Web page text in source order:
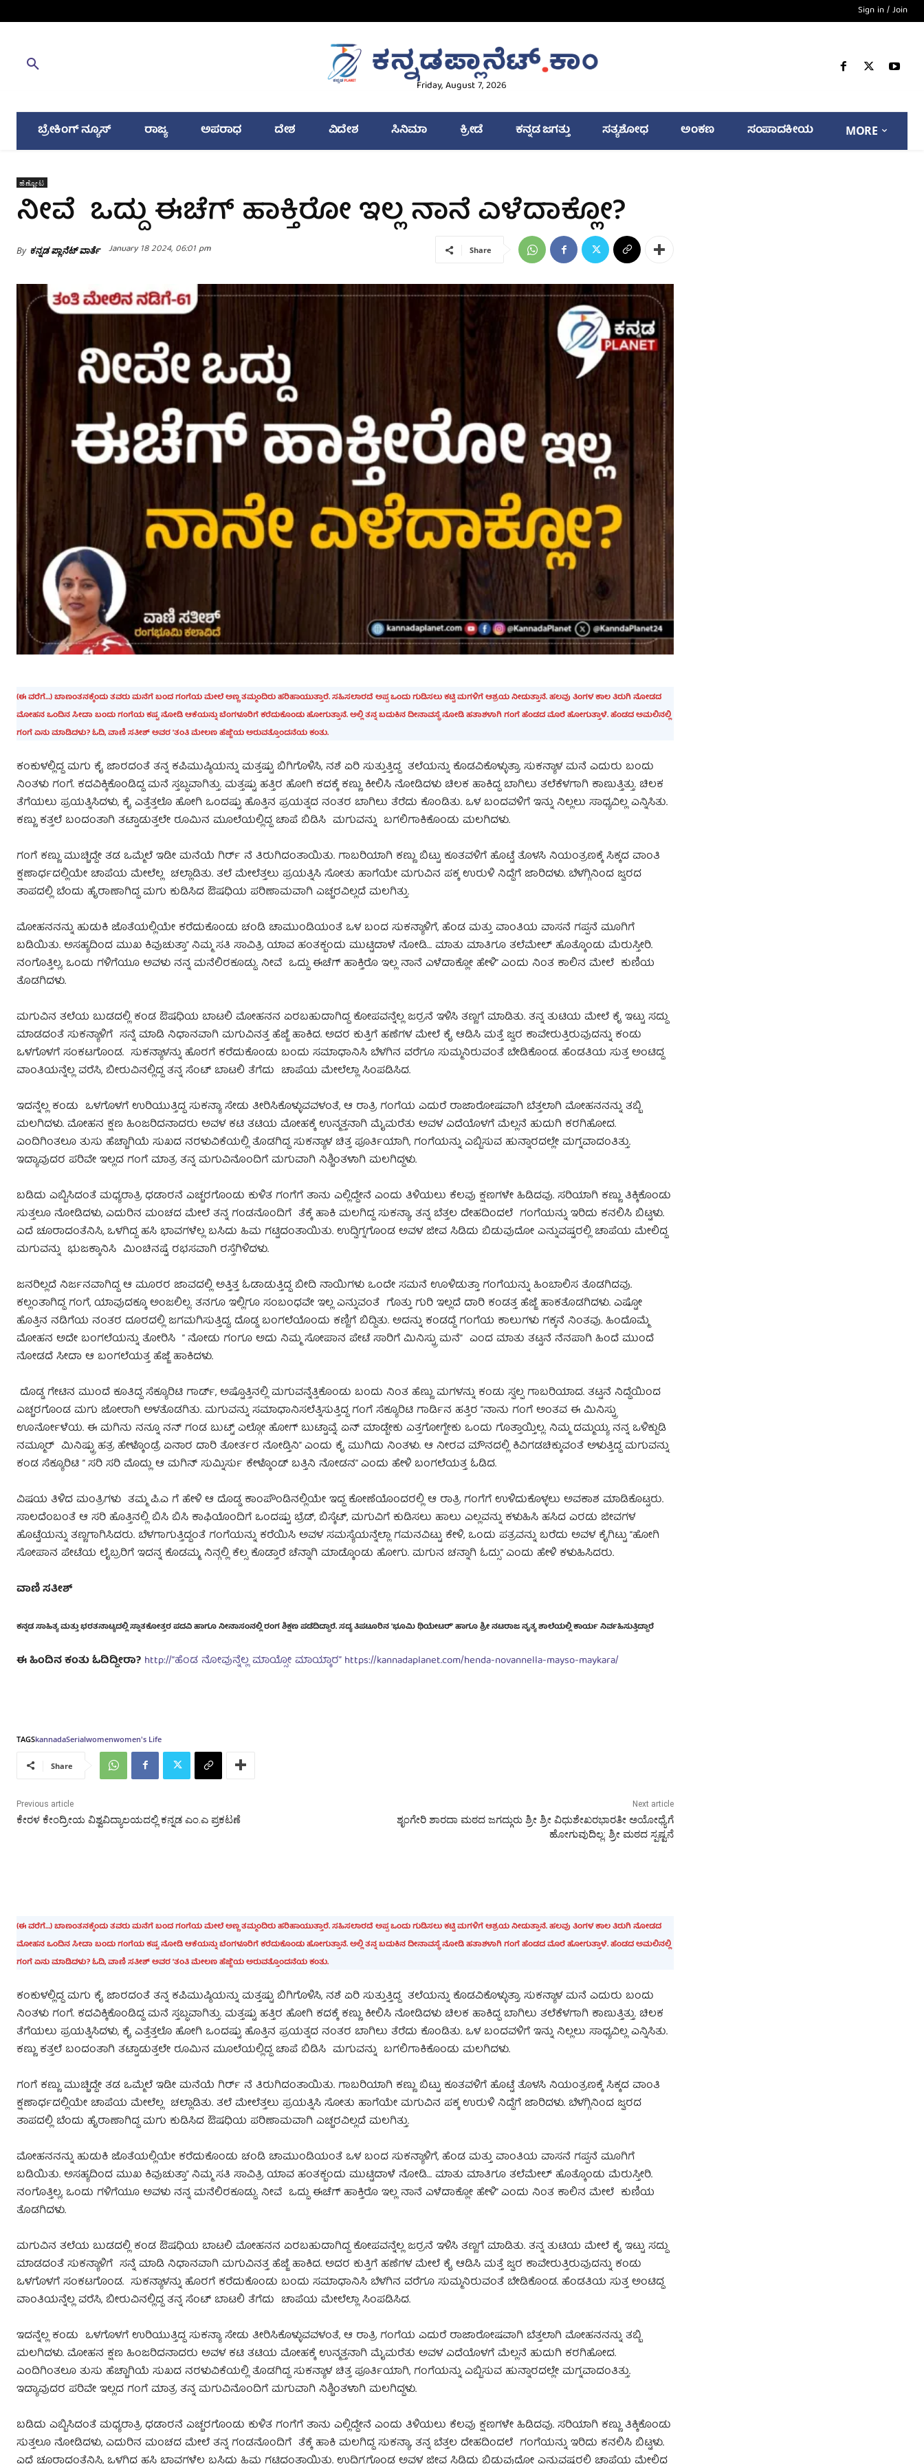
Sign in / Join
Friday, August 7, 2026
ಬ್ರೇಕಿಂಗ್ ನ್ಯೂಸ್ ರಾಜ್ಯ ಅಪರಾಧ ದೇಶ ವಿದೇಶ ಸಿನಿಮಾ ಕ್ರೀಡೆ ಕನ್ನಡ ಜಗತ್ತು ಸತ್ಯಶೋಧ ಅಂಕಣ ಸಂಪಾದಕೀಯ MORE
ಹೆಣ್ಣೋಟ
ನೀವೆ ಒದ್ದು ಈಚೆಗ್ ಹಾಕ್ತಿರೋ ಇಲ್ಲ ನಾನೆ ಎಳೆದಾಕ್ಲೋ?
By ಕನ್ನಡ ಪ್ಲಾನೆಟ್ ವಾರ್ತೆ January 18 2024, 06:01 pm Share
(ಈ ವರೆಗೆ…) ಬಾಣಂತನಕ್ಕೆಂದು ತವರು ಮನೆಗೆ ಬಂದ ಗಂಗೆಯ ಮೇಲೆ ಅಣ್ಣ ತಮ್ಮಂದಿರು ಹರಿಹಾಯುತ್ತಾರೆ. ಸಹಿಸಲಾರದೆ ಅಪ್ಪ ಒಂದು ಗುಡಿಸಲು ಕಟ್ಟಿ ಮಗಳಿಗೆ ಆಶ್ರಯ ನೀಡುತ್ತಾನೆ. ಹಲವು ತಿಂಗಳ ಕಾಲ ತಿರುಗಿ ನೋಡದ
ಮೋಹನ ಒಂದಿನ ಸೀದಾ ಬಂದು ಗಂಗೆಯ ಕಷ್ಟ ನೋಡಿ ಆಕೆಯನ್ನು ಬೆಂಗಳೂರಿಗೆ ಕರೆದುಕೊಂಡು ಹೋಗುತ್ತಾನೆ. ಅಲ್ಲಿ ತನ್ನ ಬದುಕಿನ ದೀನಾವಸ್ಥೆ ನೋಡಿ ಹತಾಶಳಾಗಿ ಗಂಗೆ ಹೆಂಡದ ಮೊರೆ ಹೋಗುತ್ತಾಳೆ. ಹೆಂಡದ ಅಮಲಿನಲ್ಲಿ
ಗಂಗೆ ಏನು ಮಾಡಿದಳು? ಓದಿ, ವಾಣಿ ಸತೀಶ್‌ ಅವರ ʼತಂತಿ ಮೇಲಣ ಹೆಜ್ಜೆʼಯ ಅರುವತ್ತೊಂದನೆಯ ಕಂತು.
ಕಂಕುಳಲ್ಲಿದ್ದ ಮಗು ಕೈ ಜಾರದಂತೆ ತನ್ನ ಕಪಿಮುಷ್ಠಿಯನ್ನು ಮತ್ತಷ್ಟು ಬಿಗಿಗೊಳಿಸಿ, ನಶೆ ಏರಿ ಸುತ್ತುತ್ತಿದ್ದ ತಲೆಯನ್ನು ಕೊಡವಿಕೊಳ್ಳುತ್ತಾ, ಸುಕನ್ಯಾಳ ಮನೆ ಎದುರು ಬಂದು
ನಿಂತಳು ಗಂಗೆ. ಕದವಿಕ್ಕಿಕೊಂಡಿದ್ದ ಮನೆ ಸ್ತಬ್ಧವಾಗಿತ್ತು. ಮತ್ತಷ್ಟು ಹತ್ತಿರ ಹೋಗಿ ಕದಕ್ಕೆ ಕಣ್ಣು ಕೀಲಿಸಿ ನೋಡಿದಳು ಚಿಲಕ ಹಾಕಿದ್ದ ಬಾಗಿಲು ತಲೆಕೆಳಗಾಗಿ ಕಾಣುತ್ತಿತ್ತು. ಚಿಲಕ
ತೆಗೆಯಲು ಪ್ರಯತ್ನಿಸಿದಳು, ಕೈ ಎತ್ತೆತ್ತಲೊ ಹೋಗಿ ಒಂದಷ್ಟು ಹೊತ್ತಿನ ಪ್ರಯತ್ನದ ನಂತರ ಬಾಗಿಲು ತೆರೆದು ಕೊಂಡಿತು. ಒಳ ಬಂದವಳಿಗೆ ಇನ್ನು ನಿಲ್ಲಲು ಸಾಧ್ಯವಿಲ್ಲ ಎನ್ನಿಸಿತು.
ಕಣ್ಣು ಕತ್ತಲೆ ಬಂದಂತಾಗಿ ತಟ್ಟಾಡುತ್ತಲೇ ರೂಮಿನ ಮೂಲೆಯಲ್ಲಿದ್ದ ಚಾಪೆ ಬಿಡಿಸಿ ಮಗುವನ್ನು ಬಗಲಿಗಾಕಿಕೊಂಡು ಮಲಗಿದಳು.
ಗಂಗೆ ಕಣ್ಣು ಮುಚ್ಚಿದ್ದೇ ತಡ ಒಮ್ಮೆಲೆ ಇಡೀ ಮನೆಯೆ ಗಿರ್ರ್ ನೆ ತಿರುಗಿದಂತಾಯಿತು. ಗಾಬರಿಯಾಗಿ ಕಣ್ಣು ಬಿಟ್ಟು ಕೂತವಳಿಗೆ ಹೊಟ್ಟೆ ತೊಳಸಿ ನಿಯಂತ್ರಣಕ್ಕೆ ಸಿಕ್ಕದ ವಾಂತಿ
ಕ್ಷಣಾರ್ಧದಲ್ಲಿಯೇ ಚಾಪೆಯ ಮೇಲೆಲ್ಲ ಚಲ್ಲಾಡಿತು. ತಲೆ ಮೇಲೆತ್ತಲು ಪ್ರಯತ್ನಿಸಿ ಸೋತು ಹಾಗೆಯೇ ಮಗುವಿನ ಪಕ್ಕ ಉರುಳಿ ನಿದ್ದೆಗೆ ಜಾರಿದಳು. ಬೆಳಗ್ಗಿನಿಂದ ಜ್ವರದ
ತಾಪದಲ್ಲಿ ಬೆಂದು ಹೈರಾಣಾಗಿದ್ದ ಮಗು ಕುಡಿಸಿದ ಔಷಧಿಯ ಪರಿಣಾಮವಾಗಿ ಎಚ್ಚರವಿಲ್ಲದೆ ಮಲಗಿತ್ತು.
ಮೋಹನನನ್ನು ಹುಡುಕಿ ಜೊತೆಯಲ್ಲಿಯೇ ಕರೆದುಕೊಂಡು ಚಂಡಿ ಚಾಮುಂಡಿಯಂತೆ ಒಳ ಬಂದ ಸುಕನ್ಯಾಳಿಗೆ, ಹೆಂಡ ಮತ್ತು ವಾಂತಿಯ ವಾಸನೆ ಗಪ್ಪನೆ ಮೂಗಿಗೆ
ಬಡಿಯಿತು. ಅಸಹ್ಯದಿಂದ ಮುಖ ಕಿವುಚುತ್ತಾ” ನಿಮ್ಮ ಸತಿ ಸಾವಿತ್ರಿ ಯಾವ ಹಂತಕ್ಬಂದು ಮುಟ್ಟಿದಾಳೆ ನೋಡಿ… ಮಾತು ಮಾತಿಗೂ ತಲೆಮೇಲ್ ಹೊತ್ಕೊಂಡು ಮೆರುಸ್ತೀರಿ.
ನಂಗೊತ್ತಿಲ್ಲ, ಒಂದು ಗಳಿಗೆಯೂ ಅವಳು ನನ್ನ ಮನೆಲಿರಕೂಡ್ದು. ನೀವೆ ಒದ್ದು ಈಚೆಗ್ ಹಾಕ್ತಿರೊ ಇಲ್ಲ ನಾನೆ ಎಳೆದಾಕ್ಲೋ ಹೇಳಿ” ಎಂದು ನಿಂತ ಕಾಲಿನ ಮೇಲೆ ಕುಣಿಯ
ತೊಡಗಿದಳು.
ಮಗುವಿನ ತಲೆಯ ಬುಡದಲ್ಲಿ ಕಂಡ ಔಷಧಿಯ ಬಾಟಲಿ ಮೋಹನನ ಏರಬಹುದಾಗಿದ್ದ ಕೋಪವನ್ನೆಲ್ಲ ಜರ್ರನೆ ಇಳಿಸಿ ತಣ್ಣಗೆ ಮಾಡಿತು. ತನ್ನ ತುಟಿಯ ಮೇಲೆ ಕೈ ಇಟ್ಟು ಸದ್ದು
ಮಾಡದಂತೆ ಸುಕನ್ಯಾಳಿಗೆ ಸನ್ನೆ ಮಾಡಿ ನಿಧಾನವಾಗಿ ಮಗುವಿನತ್ತ ಹೆಜ್ಜೆ ಹಾಕಿದ. ಅದರ ಕುತ್ತಿಗೆ ಹಣೆಗಳ ಮೇಲೆ ಕೈ ಆಡಿಸಿ ಮತ್ತೆ ಜ್ವರ ಕಾವೇರುತ್ತಿರುವುದನ್ನು ಕಂಡು
ಒಳಗೊಳಗೆ ಸಂಕಟಗೊಂಡ. ಸುಕನ್ಯಾಳನ್ನು ಹೊರಗೆ ಕರೆದುಕೊಂಡು ಬಂದು ಸಮಾಧಾನಿಸಿ ಬೆಳಗಿನ ವರೆಗೂ ಸುಮ್ಮನಿರುವಂತೆ ಬೇಡಿಕೊಂಡ. ಹೆಂಡತಿಯ ಸುತ್ತ ಅಂಟಿದ್ದ
ವಾಂತಿಯನ್ನೆಲ್ಲ ವರೆಸಿ, ಬೀರುವಿನಲ್ಲಿದ್ದ ತನ್ನ ಸೆಂಟ್ ಬಾಟಲಿ ತೆಗೆದು ಚಾಪೆಯ ಮೇಲೆಲ್ಲಾ ಸಿಂಪಡಿಸಿದ.
ಇದನ್ನೆಲ್ಲ ಕಂಡು ಒಳಗೊಳಗೆ ಉರಿಯುತ್ತಿದ್ದ ಸುಕನ್ಯಾ ಸೇಡು ತೀರಿಸಿಕೊಳ್ಳುವವಳಂತೆ, ಆ ರಾತ್ರಿ ಗಂಗೆಯ ಎದುರೆ ರಾಜಾರೋಷವಾಗಿ ಬೆತ್ತಲಾಗಿ ಮೋಹನನನ್ನು ತಬ್ಬಿ
ಮಲಗಿದಳು. ಮೋಹನ ಕ್ಷಣ ಹಿಂಜರಿದನಾದರು ಅವಳ ಕಟಿ ತಟಿಯ ಮೋಹಕ್ಕೆ ಉನ್ಮತ್ತನಾಗಿ ಮೈಮರೆತು ಅವಳ ಎದೆಯೊಳಗೆ ಮೆಲ್ಲನೆ ಹುದುಗಿ ಕರಗಿಹೋದ.
ಎಂದಿಗಿಂತಲೂ ತುಸು ಹೆಚ್ಚಾಗಿಯೆ ಸುಖದ ನರಳುವಿಕೆಯಲ್ಲಿ ತೊಡಗಿದ್ದ ಸುಕನ್ಯಾಳ ಚಿತ್ತ ಪೂರ್ತಿಯಾಗಿ, ಗಂಗೆಯನ್ನು ಎಬ್ಬಿಸುವ ಹುನ್ನಾರದಲ್ಲೇ ಮಗ್ನವಾದಂತಿತ್ತು.
ಇದ್ಯಾವುದರ ಪರಿವೇ ಇಲ್ಲದ ಗಂಗೆ ಮಾತ್ರ ತನ್ನ ಮಗುವಿನೊಂದಿಗೆ ಮಗುವಾಗಿ ನಿಶ್ಚಿಂತಳಾಗಿ ಮಲಗಿದ್ದಳು.
ಬಡಿದು ಎಬ್ಬಿಸಿದಂತೆ ಮಧ್ಯರಾತ್ರಿ ಧಡಾರನೆ ಎಚ್ಚರಗೊಂಡು ಕುಳಿತ ಗಂಗೆಗೆ ತಾನು ಎಲ್ಲಿದ್ದೇನೆ ಎಂದು ತಿಳಿಯಲು ಕೆಲವು ಕ್ಷಣಗಳೇ ಹಿಡಿದವು. ಸರಿಯಾಗಿ ಕಣ್ಣು ತಿಕ್ಕಿಕೊಂಡು
ಸುತ್ತಲೂ ನೋಡಿದಳು, ಎದುರಿನ ಮಂಚದ ಮೇಲೆ ತನ್ನ ಗಂಡನೊಂದಿಗೆ ತೆಕ್ಕೆ ಹಾಕಿ ಮಲಗಿದ್ದ ಸುಕನ್ಯಾ, ತನ್ನ ಬೆತ್ತಲ ದೇಹದಿಂದಲೆ ಗಂಗೆಯನ್ನು ಇರಿದು ಕನಲಿಸಿ ಬಿಟ್ಟಳು.
ಎದೆ ಚೂರಾದಂತೆನಿಸಿ, ಒಳಗಿದ್ದ ಹಸಿ ಭಾವಗಳೆಲ್ಲ ಬಸಿದು ಹಿಮ ಗಟ್ಟಿದಂತಾಯಿತು. ಉದ್ವಿಗ್ನಗೊಂಡ ಅವಳ ಜೀವ ಸಿಡಿದು ಬಿಡುವುದೋ ಎನ್ನುವಷ್ಟರಲ್ಲಿ ಚಾಪೆಯ ಮೇಲಿದ್ದ
ಮಗುವನ್ನು ಭುಜಕ್ಕಾನಿಸಿ ಮಿಂಚಿನಷ್ಟೆ ರಭಸವಾಗಿ ರಸ್ತೆಗಿಳಿದಳು.
ಜನರಿಲ್ಲದೆ ನಿರ್ಜನವಾಗಿದ್ದ ಆ ಮೂರರ ಜಾವದಲ್ಲಿ ಅತ್ತಿತ್ತ ಓಡಾಡುತ್ತಿದ್ದ ಬೀದಿ ನಾಯಿಗಳು ಒಂದೇ ಸಮನೆ ಊಳಿಡುತ್ತಾ ಗಂಗೆಯನ್ನು ಹಿಂಬಾಲಿಸ ತೊಡಗಿದವು.
ಕಲ್ಲಂತಾಗಿದ್ದ ಗಂಗೆ, ಯಾವುದಕ್ಕೂ ಅಂಜಲಿಲ್ಲ. ತನಗೂ ಇಲ್ಲಿಗೂ ಸಂಬಂಧವೇ ಇಲ್ಲ ಎನ್ನುವಂತೆ ಗೊತ್ತು ಗುರಿ ಇಲ್ಲದೆ ದಾರಿ ಕಂಡತ್ತ ಹೆಜ್ಜೆ ಹಾಕತೊಡಗಿದಳು. ಎಷ್ಟೋ
ಹೊತ್ತಿನ ನಡಿಗೆಯ ನಂತರ ದೂರದಲ್ಲಿ ಜಗಮಗಿಸುತ್ತಿದ್ದ, ದೊಡ್ಡ ಬಂಗಲೆಯೊಂದು ಕಣ್ಣಿಗೆ ಬಿದ್ದಿತು. ಅದನ್ನು ಕಂಡದ್ದೆ ಗಂಗೆಯ ಕಾಲುಗಳು ಗಕ್ಕನೆ ನಿಂತವು. ಹಿಂದೊಮ್ಮೆ
ಮೋಹನ ಅದೇ ಬಂಗಲೆಯನ್ನು ತೋರಿಸಿ ” ನೋಡು ಗಂಗೂ ಅದು ನಿಮ್ಮ ಸೋಪಾನ ಪೇಟೆ ಸಾರಿಗೆ ಮಿನಿಸ್ಟ್ರು ಮನೆ” ಎಂದ ಮಾತು ತಟ್ಟನೆ ನೆನಪಾಗಿ ಹಿಂದೆ ಮುಂದೆ
ನೋಡದೆ ಸೀದಾ ಆ ಬಂಗಲೆಯತ್ತ ಹೆಜ್ಜೆ ಹಾಕಿದಳು.
ದೊಡ್ಡ ಗೇಟಿನ ಮುಂದೆ ಕೂತಿದ್ದ ಸೆಕ್ಯೂರಿಟಿ ಗಾರ್ಡ್, ಅಷ್ಟೊತ್ತಿನಲ್ಲಿ ಮಗುವನ್ನೆತ್ತಿಕೊಂಡು ಬಂದು ನಿಂತ ಹೆಣ್ಣು ಮಗಳನ್ನು ಕಂಡು ಸ್ವಲ್ಪ ಗಾಬರಿಯಾದ. ತಟ್ಟನೆ ನಿದ್ದೆಯಿಂದ
ಎಚ್ಚರಗೊಂಡ ಮಗು ಜೋರಾಗಿ ಅಳತೊಡಗಿತು. ಮಗುವನ್ನು ಸಮಾಧಾನಿಸಲೆತ್ನಿಸುತ್ತಿದ್ದ ಗಂಗೆ ಸೆಕ್ಯೂರಿಟಿ ಗಾರ್ಡಿನ ಹತ್ತಿರ “ನಾನು ಗಂಗೆ ಅಂತವ ಈ ಮಿನಿಸ್ಟ್ರು
ಊರ್ನೋಳೆಯ. ಈ ಮಗಿನು ನನ್ನೂ ನನ್ ಗಂಡ ಬುಟ್ಟ್ ಎಲ್ಗೋ ಹೋಗ್ ಬುಟ್ಟಾವ್ನೆ. ಏನ್ ಮಾಡ್ಬೇಕು ಎತ್ತಗೋಗ್ಬೇಕು ಒಂದು ಗೊತ್ತಾಯ್ತಿಲ್ಲ. ನಿಮ್ಮ ದಮ್ಮಯ್ಯ ನನ್ನ ಒಳಿಕ್ಬುಡಿ
ನಮ್ಮೂರ್ ಮಿನಿಷ್ಟ್ರು ಹತ್ರ ಹೇಳ್ಕೊಂಡ್ರೆ ಏನಾರ ದಾರಿ ತೋರ್ತರ ನೋಡ್ತಿನಿ” ಎಂದು ಕೈ ಮುಗಿದು ನಿಂತಳು. ಆ ನೀರವ ಮೌನದಲ್ಲಿ ಕಿವಿಗಡಚಿಕ್ಕುವಂತೆ ಅಳುತ್ತಿದ್ದ ಮಗುವನ್ನು
ಕಂಡ ಸೆಕ್ಯೂರಿಟಿ ” ಸರಿ ಸರಿ ಮೊದ್ಲು ಆ ಮಗಿನ್ ಸುಮ್ನಿರ್ಸು ಕೇಳ್ಕೊಂಡ್ ಬತ್ತಿನಿ ನೋಡನ” ಎಂದು ಹೇಳಿ ಬಂಗಲೆಯತ್ತ ಓಡಿದ.
ವಿಷಯ ತಿಳಿದ ಮಂತ್ರಿಗಳು ತಮ್ಮ ಪಿ.ಎ ಗೆ ಹೇಳಿ ಆ ದೊಡ್ಡ ಕಾಂಪೌಂಡಿನಲ್ಲಿಯೇ ಇದ್ದ ಕೋಣೆಯೊಂದರಲ್ಲಿ ಆ ರಾತ್ರಿ ಗಂಗೆಗೆ ಉಳಿದುಕೊಳ್ಳಲು ಅವಕಾಶ ಮಾಡಿಕೊಟ್ಟರು.
ಸಾಲದೆಂಬಂತೆ ಆ ಸರಿ ಹೊತ್ತಿನಲ್ಲಿ ಬಿಸಿ ಬಿಸಿ ಕಾಫಿಯೊಂದಿಗೆ ಒಂದಷ್ಟು ಬ್ರೆಡ್, ಬಿಸ್ಕೆಟ್, ಮಗುವಿಗೆ ಕುಡಿಸಲು ಹಾಲು ಎಲ್ಲವನ್ನು ಕಳುಹಿಸಿ ಹಸಿದ ಎರಡು ಜೀವಗಳ
ಹೊಟ್ಟೆಯನ್ನು ತಣ್ಣಗಾಗಿಸಿದರು. ಬೆಳಗಾಗುತ್ತಿದ್ದಂತೆ ಗಂಗೆಯನ್ನು ಕರೆಯಿಸಿ ಅವಳ ಸಮಸ್ಯೆಯನ್ನೆಲ್ಲಾ ಗಮನವಿಟ್ಟು ಕೇಳಿ, ಒಂದು ಪತ್ರವನ್ನು ಬರೆದು ಅವಳ ಕೈಗಿಟ್ಟು “ಹೋಗಿ
ಸೋಪಾನ ಪೇಟೆಯ ಲೈಬ್ರರಿಗೆ ಇದನ್ನ ಕೊಡಮ್ಮ, ನಿನ್ಗಲ್ಲಿ ಕೆಲ್ಸ ಕೊಡ್ತಾರೆ ಚೆನ್ನಾಗಿ ಮಾಡ್ಕೊಂಡು ಹೋಗು. ಮಗುನ ಚನ್ನಾಗಿ ಓದ್ಸು” ಎಂದು ಹೇಳಿ ಕಳುಹಿಸಿದರು.
ವಾಣಿ ಸತೀಶ್
ಕನ್ನಡ ಸಾಹಿತ್ಯ ಮತ್ತು ಭರತನಾಟ್ಯದಲ್ಲಿ ಸ್ನಾತಕೋತ್ತರ ಪದವಿ ಹಾಗೂ ನೀನಾಸಂನಲ್ಲಿ ರಂಗ ಶಿಕ್ಷಣ ಪಡೆದಿದ್ದಾರೆ. ಸದ್ಯ ತಿಪಟೂರಿನ ʼಭೂಮಿ ಥಿಯೇಟರ್ʼ ಹಾಗೂ ಶ್ರೀ ನಟರಾಜ ನೃತ್ಯ ಶಾಲೆಯಲ್ಲಿ ಕಾರ್ಯ ನಿರ್ವಹಿಸುತ್ತಿದ್ದಾರೆ
ಈ ಹಿಂದಿನ ಕಂತು ಓದಿದ್ದೀರಾ? http://“ಹೆಂಡ ನೋವುನ್ನೆಲ್ಲ ಮಾಯ್ಸೋ ಮಾಯ್ಕಾರ” https://kannadaplanet.com/henda-novannella-mayso-maykara/
TAGSkannadaSerialwomenwomen's Life
Share
Previous article
ಕೇರಳ ಕೇಂದ್ರೀಯ ವಿಶ್ವವಿದ್ಯಾಲಯದಲ್ಲಿ ಕನ್ನಡ ಎಂ.ಎ ಪ್ರಕಟಣೆ
Next article
ಶೃಂಗೇರಿ ಶಾರದಾ ಮಠದ ಜಗದ್ಗುರು ಶ್ರೀ ಶ್ರೀ ವಿಧುಶೇಖರಭಾರತೀ ಅಯೋಧ್ಯೆಗೆ
ಹೋಗುವುದಿಲ್ಲ: ಶ್ರೀ ಮಠದ ಸ್ಪಷ್ಟನೆ
(ಈ ವರೆಗೆ…) ಬಾಣಂತನಕ್ಕೆಂದು ತವರು ಮನೆಗೆ ಬಂದ ಗಂಗೆಯ ಮೇಲೆ ಅಣ್ಣ ತಮ್ಮಂದಿರು ಹರಿಹಾಯುತ್ತಾರೆ. ಸಹಿಸಲಾರದೆ ಅಪ್ಪ ಒಂದು ಗುಡಿಸಲು ಕಟ್ಟಿ ಮಗಳಿಗೆ ಆಶ್ರಯ ನೀಡುತ್ತಾನೆ. ಹಲವು ತಿಂಗಳ ಕಾಲ ತಿರುಗಿ ನೋಡದ
ಮೋಹನ ಒಂದಿನ ಸೀದಾ ಬಂದು ಗಂಗೆಯ ಕಷ್ಟ ನೋಡಿ ಆಕೆಯನ್ನು ಬೆಂಗಳೂರಿಗೆ ಕರೆದುಕೊಂಡು ಹೋಗುತ್ತಾನೆ. ಅಲ್ಲಿ ತನ್ನ ಬದುಕಿನ ದೀನಾವಸ್ಥೆ ನೋಡಿ ಹತಾಶಳಾಗಿ ಗಂಗೆ ಹೆಂಡದ ಮೊರೆ ಹೋಗುತ್ತಾಳೆ. ಹೆಂಡದ ಅಮಲಿನಲ್ಲಿ
ಗಂಗೆ ಏನು ಮಾಡಿದಳು? ಓದಿ, ವಾಣಿ ಸತೀಶ್‌ ಅವರ ʼತಂತಿ ಮೇಲಣ ಹೆಜ್ಜೆʼಯ ಅರುವತ್ತೊಂದನೆಯ ಕಂತು.
ಕಂಕುಳಲ್ಲಿದ್ದ ಮಗು ಕೈ ಜಾರದಂತೆ ತನ್ನ ಕಪಿಮುಷ್ಠಿಯನ್ನು ಮತ್ತಷ್ಟು ಬಿಗಿಗೊಳಿಸಿ, ನಶೆ ಏರಿ ಸುತ್ತುತ್ತಿದ್ದ ತಲೆಯನ್ನು ಕೊಡವಿಕೊಳ್ಳುತ್ತಾ, ಸುಕನ್ಯಾಳ ಮನೆ ಎದುರು ಬಂದು
ನಿಂತಳು ಗಂಗೆ. ಕದವಿಕ್ಕಿಕೊಂಡಿದ್ದ ಮನೆ ಸ್ತಬ್ಧವಾಗಿತ್ತು. ಮತ್ತಷ್ಟು ಹತ್ತಿರ ಹೋಗಿ ಕದಕ್ಕೆ ಕಣ್ಣು ಕೀಲಿಸಿ ನೋಡಿದಳು ಚಿಲಕ ಹಾಕಿದ್ದ ಬಾಗಿಲು ತಲೆಕೆಳಗಾಗಿ ಕಾಣುತ್ತಿತ್ತು. ಚಿಲಕ
ತೆಗೆಯಲು ಪ್ರಯತ್ನಿಸಿದಳು, ಕೈ ಎತ್ತೆತ್ತಲೊ ಹೋಗಿ ಒಂದಷ್ಟು ಹೊತ್ತಿನ ಪ್ರಯತ್ನದ ನಂತರ ಬಾಗಿಲು ತೆರೆದು ಕೊಂಡಿತು. ಒಳ ಬಂದವಳಿಗೆ ಇನ್ನು ನಿಲ್ಲಲು ಸಾಧ್ಯವಿಲ್ಲ ಎನ್ನಿಸಿತು.
ಕಣ್ಣು ಕತ್ತಲೆ ಬಂದಂತಾಗಿ ತಟ್ಟಾಡುತ್ತಲೇ ರೂಮಿನ ಮೂಲೆಯಲ್ಲಿದ್ದ ಚಾಪೆ ಬಿಡಿಸಿ ಮಗುವನ್ನು ಬಗಲಿಗಾಕಿಕೊಂಡು ಮಲಗಿದಳು.
ಗಂಗೆ ಕಣ್ಣು ಮುಚ್ಚಿದ್ದೇ ತಡ ಒಮ್ಮೆಲೆ ಇಡೀ ಮನೆಯೆ ಗಿರ್ರ್ ನೆ ತಿರುಗಿದಂತಾಯಿತು. ಗಾಬರಿಯಾಗಿ ಕಣ್ಣು ಬಿಟ್ಟು ಕೂತವಳಿಗೆ ಹೊಟ್ಟೆ ತೊಳಸಿ ನಿಯಂತ್ರಣಕ್ಕೆ ಸಿಕ್ಕದ ವಾಂತಿ
ಕ್ಷಣಾರ್ಧದಲ್ಲಿಯೇ ಚಾಪೆಯ ಮೇಲೆಲ್ಲ ಚಲ್ಲಾಡಿತು. ತಲೆ ಮೇಲೆತ್ತಲು ಪ್ರಯತ್ನಿಸಿ ಸೋತು ಹಾಗೆಯೇ ಮಗುವಿನ ಪಕ್ಕ ಉರುಳಿ ನಿದ್ದೆಗೆ ಜಾರಿದಳು. ಬೆಳಗ್ಗಿನಿಂದ ಜ್ವರದ
ತಾಪದಲ್ಲಿ ಬೆಂದು ಹೈರಾಣಾಗಿದ್ದ ಮಗು ಕುಡಿಸಿದ ಔಷಧಿಯ ಪರಿಣಾಮವಾಗಿ ಎಚ್ಚರವಿಲ್ಲದೆ ಮಲಗಿತ್ತು.
ಮೋಹನನನ್ನು ಹುಡುಕಿ ಜೊತೆಯಲ್ಲಿಯೇ ಕರೆದುಕೊಂಡು ಚಂಡಿ ಚಾಮುಂಡಿಯಂತೆ ಒಳ ಬಂದ ಸುಕನ್ಯಾಳಿಗೆ, ಹೆಂಡ ಮತ್ತು ವಾಂತಿಯ ವಾಸನೆ ಗಪ್ಪನೆ ಮೂಗಿಗೆ
ಬಡಿಯಿತು. ಅಸಹ್ಯದಿಂದ ಮುಖ ಕಿವುಚುತ್ತಾ” ನಿಮ್ಮ ಸತಿ ಸಾವಿತ್ರಿ ಯಾವ ಹಂತಕ್ಬಂದು ಮುಟ್ಟಿದಾಳೆ ನೋಡಿ… ಮಾತು ಮಾತಿಗೂ ತಲೆಮೇಲ್ ಹೊತ್ಕೊಂಡು ಮೆರುಸ್ತೀರಿ.
ನಂಗೊತ್ತಿಲ್ಲ, ಒಂದು ಗಳಿಗೆಯೂ ಅವಳು ನನ್ನ ಮನೆಲಿರಕೂಡ್ದು. ನೀವೆ ಒದ್ದು ಈಚೆಗ್ ಹಾಕ್ತಿರೊ ಇಲ್ಲ ನಾನೆ ಎಳೆದಾಕ್ಲೋ ಹೇಳಿ” ಎಂದು ನಿಂತ ಕಾಲಿನ ಮೇಲೆ ಕುಣಿಯ
ತೊಡಗಿದಳು.
ಮಗುವಿನ ತಲೆಯ ಬುಡದಲ್ಲಿ ಕಂಡ ಔಷಧಿಯ ಬಾಟಲಿ ಮೋಹನನ ಏರಬಹುದಾಗಿದ್ದ ಕೋಪವನ್ನೆಲ್ಲ ಜರ್ರನೆ ಇಳಿಸಿ ತಣ್ಣಗೆ ಮಾಡಿತು. ತನ್ನ ತುಟಿಯ ಮೇಲೆ ಕೈ ಇಟ್ಟು ಸದ್ದು
ಮಾಡದಂತೆ ಸುಕನ್ಯಾಳಿಗೆ ಸನ್ನೆ ಮಾಡಿ ನಿಧಾನವಾಗಿ ಮಗುವಿನತ್ತ ಹೆಜ್ಜೆ ಹಾಕಿದ. ಅದರ ಕುತ್ತಿಗೆ ಹಣೆಗಳ ಮೇಲೆ ಕೈ ಆಡಿಸಿ ಮತ್ತೆ ಜ್ವರ ಕಾವೇರುತ್ತಿರುವುದನ್ನು ಕಂಡು
ಒಳಗೊಳಗೆ ಸಂಕಟಗೊಂಡ. ಸುಕನ್ಯಾಳನ್ನು ಹೊರಗೆ ಕರೆದುಕೊಂಡು ಬಂದು ಸಮಾಧಾನಿಸಿ ಬೆಳಗಿನ ವರೆಗೂ ಸುಮ್ಮನಿರುವಂತೆ ಬೇಡಿಕೊಂಡ. ಹೆಂಡತಿಯ ಸುತ್ತ ಅಂಟಿದ್ದ
ವಾಂತಿಯನ್ನೆಲ್ಲ ವರೆಸಿ, ಬೀರುವಿನಲ್ಲಿದ್ದ ತನ್ನ ಸೆಂಟ್ ಬಾಟಲಿ ತೆಗೆದು ಚಾಪೆಯ ಮೇಲೆಲ್ಲಾ ಸಿಂಪಡಿಸಿದ.
ಇದನ್ನೆಲ್ಲ ಕಂಡು ಒಳಗೊಳಗೆ ಉರಿಯುತ್ತಿದ್ದ ಸುಕನ್ಯಾ ಸೇಡು ತೀರಿಸಿಕೊಳ್ಳುವವಳಂತೆ, ಆ ರಾತ್ರಿ ಗಂಗೆಯ ಎದುರೆ ರಾಜಾರೋಷವಾಗಿ ಬೆತ್ತಲಾಗಿ ಮೋಹನನನ್ನು ತಬ್ಬಿ
ಮಲಗಿದಳು. ಮೋಹನ ಕ್ಷಣ ಹಿಂಜರಿದನಾದರು ಅವಳ ಕಟಿ ತಟಿಯ ಮೋಹಕ್ಕೆ ಉನ್ಮತ್ತನಾಗಿ ಮೈಮರೆತು ಅವಳ ಎದೆಯೊಳಗೆ ಮೆಲ್ಲನೆ ಹುದುಗಿ ಕರಗಿಹೋದ.
ಎಂದಿಗಿಂತಲೂ ತುಸು ಹೆಚ್ಚಾಗಿಯೆ ಸುಖದ ನರಳುವಿಕೆಯಲ್ಲಿ ತೊಡಗಿದ್ದ ಸುಕನ್ಯಾಳ ಚಿತ್ತ ಪೂರ್ತಿಯಾಗಿ, ಗಂಗೆಯನ್ನು ಎಬ್ಬಿಸುವ ಹುನ್ನಾರದಲ್ಲೇ ಮಗ್ನವಾದಂತಿತ್ತು.
ಇದ್ಯಾವುದರ ಪರಿವೇ ಇಲ್ಲದ ಗಂಗೆ ಮಾತ್ರ ತನ್ನ ಮಗುವಿನೊಂದಿಗೆ ಮಗುವಾಗಿ ನಿಶ್ಚಿಂತಳಾಗಿ ಮಲಗಿದ್ದಳು.
ಬಡಿದು ಎಬ್ಬಿಸಿದಂತೆ ಮಧ್ಯರಾತ್ರಿ ಧಡಾರನೆ ಎಚ್ಚರಗೊಂಡು ಕುಳಿತ ಗಂಗೆಗೆ ತಾನು ಎಲ್ಲಿದ್ದೇನೆ ಎಂದು ತಿಳಿಯಲು ಕೆಲವು ಕ್ಷಣಗಳೇ ಹಿಡಿದವು. ಸರಿಯಾಗಿ ಕಣ್ಣು ತಿಕ್ಕಿಕೊಂಡು
ಸುತ್ತಲೂ ನೋಡಿದಳು, ಎದುರಿನ ಮಂಚದ ಮೇಲೆ ತನ್ನ ಗಂಡನೊಂದಿಗೆ ತೆಕ್ಕೆ ಹಾಕಿ ಮಲಗಿದ್ದ ಸುಕನ್ಯಾ, ತನ್ನ ಬೆತ್ತಲ ದೇಹದಿಂದಲೆ ಗಂಗೆಯನ್ನು ಇರಿದು ಕನಲಿಸಿ ಬಿಟ್ಟಳು.